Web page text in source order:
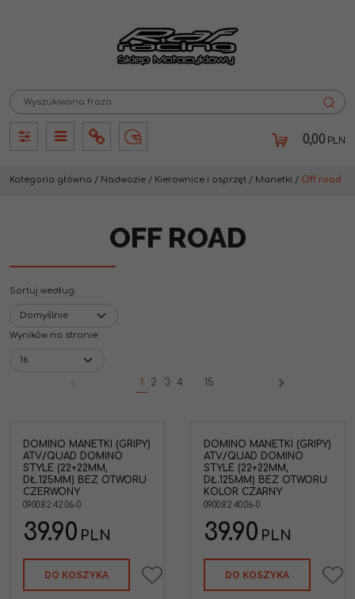
PanelPanelInfo Lang 0,00 PLN
Kategoria główna / Nadwozie / Kierownice i osprzęt / Manetki / Off road
OFF ROAD
Sortuj według:
Wyników na stronie:
1 2 3 4 15
DOMINO MANETKI (GRIPY)
ATV/QUAD DOMINO
STYLE (22+22MM,
DŁ.125MM) BEZ OTWORU
CZERWONY
0900.82.42.06-0
39.90 PLN
DO KOSZYKA
DOMINO MANETKI (GRIPY)
ATV/QUAD DOMINO
STYLE (22+22MM,
DŁ.125MM) BEZ OTWORU
KOLOR CZARNY
0900.82.40.06-0
39.90 PLN
DO KOSZYKA